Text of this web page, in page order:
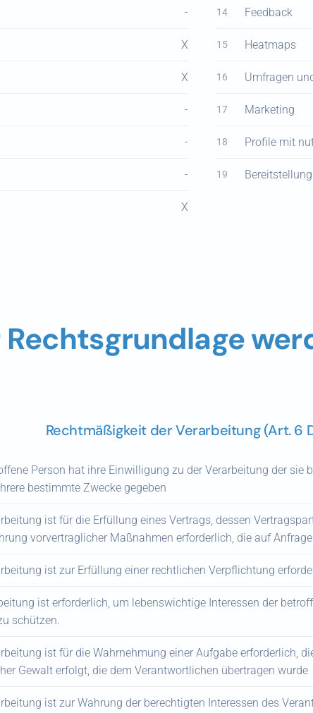
-
X
X
-
-
-
X
14 Feedback
15 Heatmaps
16 Umfragen
17 Marketing
18 Profile mit
19
Rechtmäßigkeit der Verarbeitung (Art. 6
Person hat ihre Einwilligung zu der Verarbeitung der sie
bestimmte Zwecke gegeben
ist für die Erfüllung eines Vertrags, dessen
vorvertraglicher Maßnahmen erforderlich, die auf
ist zur Erfüllung einer rechtlichen Verpflichtung
ist erforderlich, um lebenswichtige Interessen der
schützen.
ist für die Wahrnehmung einer Aufgabe erforderlich,
Gewalt erfolgt, die dem Verantwortlichen übertragen wurde
ist zur Wahrung der berechtigten Interessen des